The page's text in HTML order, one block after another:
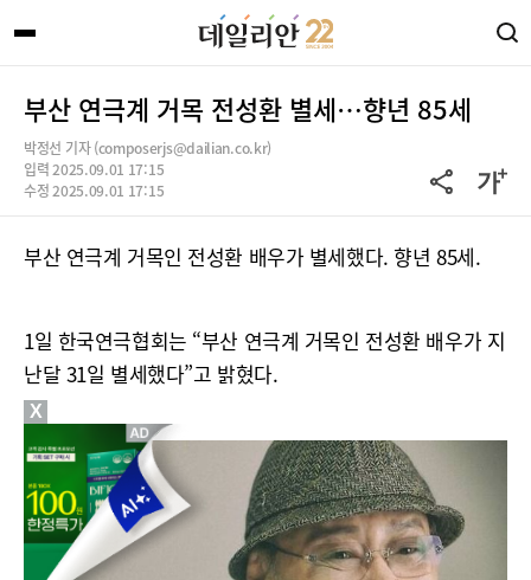
부산 연극계 거목 전성환 별세…향년 85세
박정선 기자 (composerjs@dailian.co.kr)
입력 2025.09.01 17:15
수정 2025.09.01 17:15
부산 연극계 거목인 전성환 배우가 별세했다. 향년 85세.
1일 한국연극협회는 “부산 연극계 거목인 전성환 배우가 지
난달 31일 별세했다”고 밝혔다.
X